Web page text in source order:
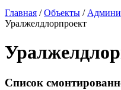
Главная /Объекты /
Уралжелдлорпроект
Список